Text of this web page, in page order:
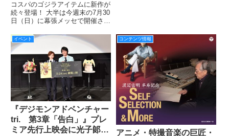
コスパのゴジラアイテムに新作が
続々登場！ 大半は今週末の7月30
日（日）に幕張メッセで開催され
2017［夏］」で先行発売される
ので（※「国連G対策センター備
品PVC樹脂製キーホルダー」は
先行発売されません）、WFに
イベント
『デジモンアドベンチャー
tri. 第3章「告白」』プレ
ミア先行上映会に光子郞役
コンテンツ情報
アニメ・特撮音楽の巨匠・